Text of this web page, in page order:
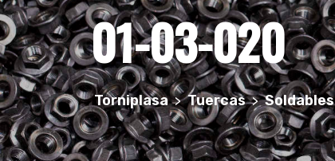
01-03-020
Torniplasa > Tuercas > Soldables